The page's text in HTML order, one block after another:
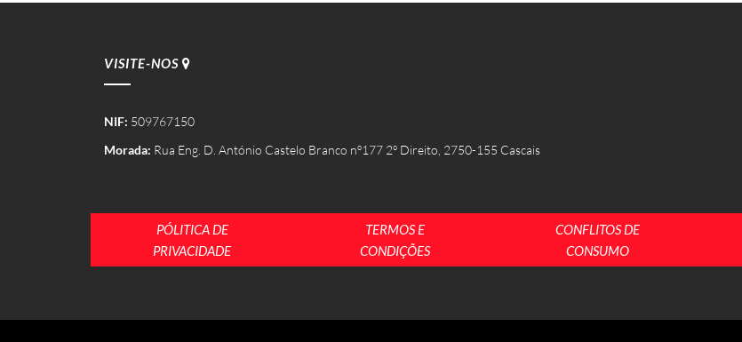
VISITE-NOS
NIF: 509767150
Morada: Rua Eng. D. António Castelo Branco nº177 2º Direito, 2750-155 Cascais
PÓLITICA DE
PRIVACIDADE
TERMOS E
CONDIÇÕES
CONFLITOS DE
CONSUMO